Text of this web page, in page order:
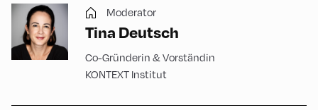
Moderator
Tina Deutsch
Co-Gründerin & Vorständin
KONTEXT Institut